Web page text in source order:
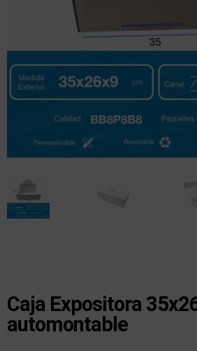
Caja Expositora
automontable